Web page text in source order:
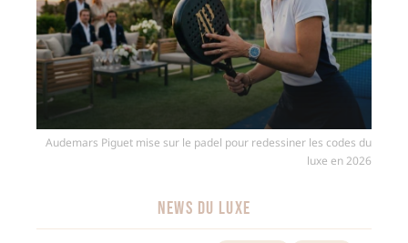
Audemars Piguet mise sur le padel pour redessiner les codes du
luxe en 2026
NEWS DU LUXE